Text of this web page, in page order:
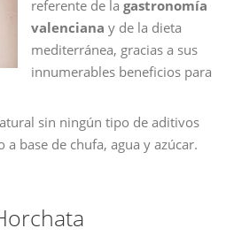
referente de lagastronomía
valenciana y de la dieta
mediterránea, gracias a sus
innumerables beneficios para
sin ningún tipo de aditivos
base de chufa, agua y azúcar.